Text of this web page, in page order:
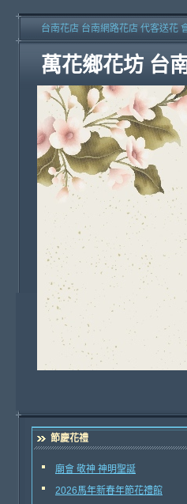
萬花鄉花坊 台
台南花店 台南網路花店 代客送花
節慶花禮
廟會 敬神 神明聖誕
2026馬年新春年節花禮館